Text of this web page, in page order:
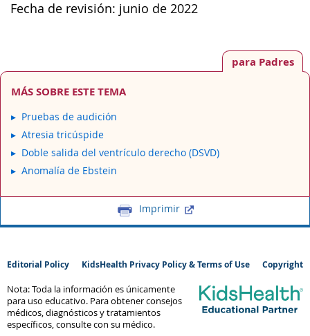
Fecha de revisión: junio de 2022
para Padres
MÁS SOBRE ESTE TEMA
Pruebas de audición
Atresia tricúspide
Doble salida del ventrículo derecho (DSVD)
Anomalía de Ebstein
Imprimir
Editorial Policy KidsHealth Privacy Policy & Terms of Use Copyright
Nota: Toda la información es únicamente
para uso educativo. Para obtener consejos
médicos, diagnósticos y tratamientos
específicos, consulte con su médico.